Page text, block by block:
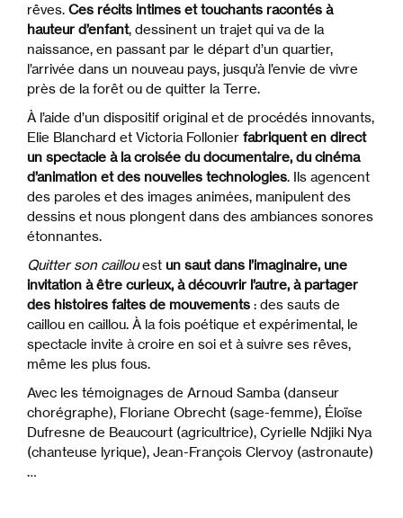
rêves. Ces récits intimes et touchants racontés à
hauteur d’enfant, dessinent un trajet qui va de la
naissance, en passant par le départ d’un quartier,
l’arrivée dans un nouveau pays, jusqu’à l’envie de vivre
près de la forêt ou de quitter la Terre.
À l’aide d’un dispositif original et de procédés innovants,
Elie Blanchard et Victoria Follonier fabriquent en direct
un spectacle à la croisée du documentaire, du cinéma
d’animation et des nouvelles technologies. Ils agencent
des paroles et des images animées, manipulent des
dessins et nous plongent dans des ambiances sonores
étonnantes.
Quitter son caillouest un saut dans l’imaginaire, une
invitation à être curieux, à découvrir l’autre, à partager
des histoires faites de mouvements : des sauts de
caillou en caillou. À la fois poétique et expérimental, le
spectacle invite à croire en soi et à suivre ses rêves,
même les plus fous.
Avec les témoignages de Arnoud Samba (danseur
chorégraphe), Floriane Obrecht (sage-femme), Éloïse
Dufresne de Beaucourt (agricultrice), Cyrielle Ndjiki Nya
(chanteuse lyrique), Jean-François Clervoy (astronaute)
…